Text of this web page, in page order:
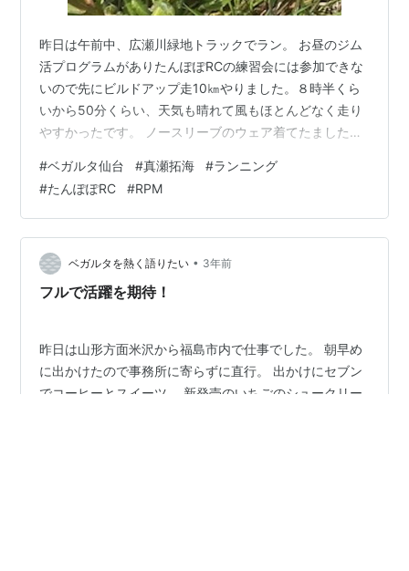
昨日は午前中、広瀬川緑地トラックでラン。 お昼のジム
活プログラムがありたんぽぽRCの練習会には参加できな
いので先にビルドアップ走10㎞やりました。８時半くら
いから50分くらい、天気も晴れて風もほとんどなく走り
やすかったです。 ノースリーブのウェア着てたました
てる」って言われました。 昨年の秋まで日焼けした肌も
色あせてしまったのでそう見えたようです。またこれか
ら夏に向けて徐々に黒くなっていくでしょう(^_-)-☆ １ｋ
ｍトラック周辺の草むらにはたんぽぽがところどころに
咲いてました。 たんぽぽRCの仲間が集まって準備運動し
てビルドアップ走をスタート…
#ベガルタ仙台 #真瀬拓海 #ランニング
#たんぽぽRC #RPM
ベガルタを熱く語りたい • 3年前
フルで活躍を期待！